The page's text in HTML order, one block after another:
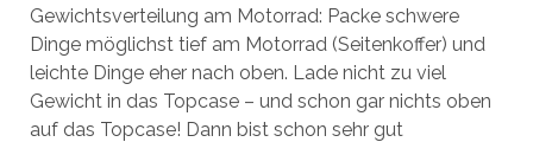
Gewichtsverteilung am Motorrad: Packe schwere
Dinge möglichst tief am Motorrad (Seitenkoffer) und
leichte Dinge eher nach oben. Lade nicht zu viel
Gewicht in das Topcase – und schon gar nichts oben
auf das Topcase! Dann bist schon sehr gut